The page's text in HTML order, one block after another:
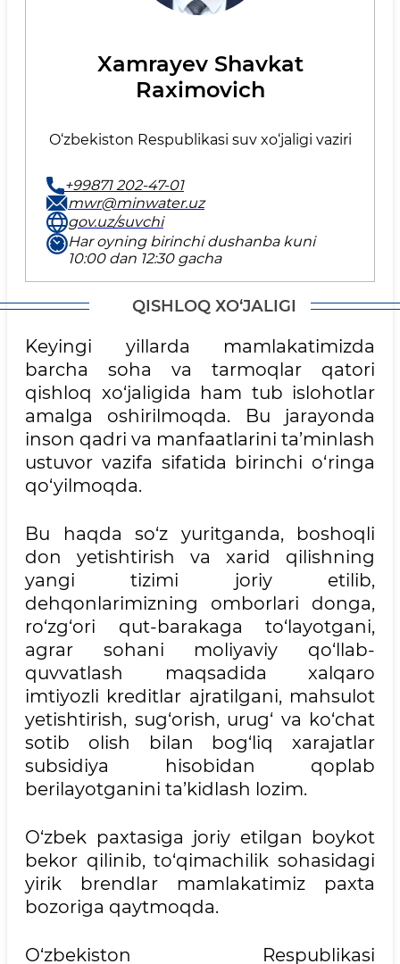
Xamrayev Shavkat
Raximovich
O‘zbekiston Respublikasi suv xo‘jaligi vaziri
+99871 202-47-01
mwr@minwater.uz
gov.uz/suvchi
Har oyning birinchi dushanba kuni
10:00 dan 12:30 gacha
QISHLОQ ХO‘JАLIGI
Keyingi yillarda mamlakatimizda
barcha soha va tarmoqlar qatori
qishloq xo‘jaligida ham tub islohotlar
amalga oshirilmoqda. Bu jarayonda
inson qadri va manfaatlarini ta’minlash
ustuvor vazifa sifatida birinchi o‘ringa
qo‘yilmoqda.
Bu haqda so‘z yuritganda, boshoqli
don yetishtirish va xarid qilishning
yangi tizimi joriy etilib,
dehqonlarimizning omborlari donga,
ro‘zg‘ori qut-barakaga to‘layotgani,
agrar sohani moliyaviy qo‘llab-
quvvatlash maqsadida xalqaro
imtiyozli kreditlar ajratilgani, mahsulot
yetishtirish, sug‘orish, urug‘ va ko‘chat
sotib olish bilan bog‘liq xarajatlar
subsidiya hisobidan qoplab
berilayotganini ta’kidlash lozim.
O‘zbek paxtasiga joriy etilgan boykot
bekor qilinib, to‘qimachilik sohasidagi
yirik brendlar mamlakatimiz paxta
bozoriga qaytmoqda.
O‘zbekiston Respublikasi